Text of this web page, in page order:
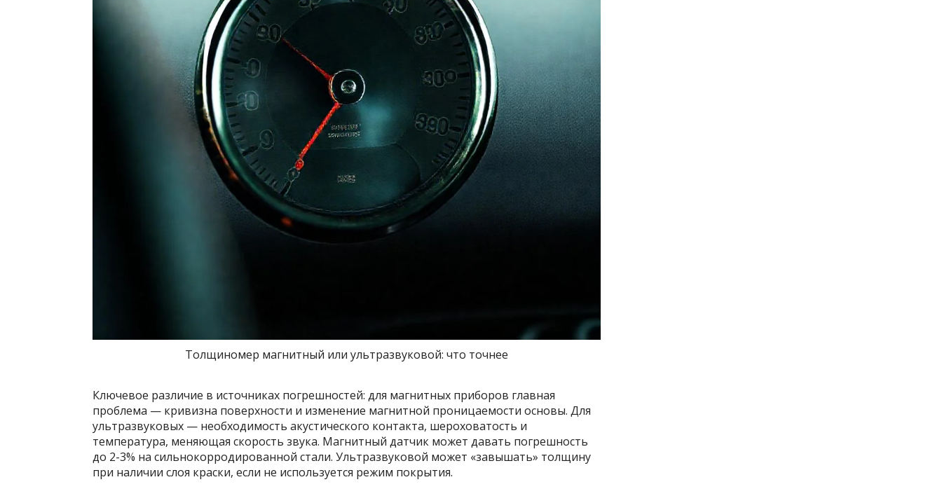
Толщиномер магнитный или ультразвуковой: что точнее
Ключевое различие в источниках погрешностей: для магнитных приборов главная
проблема — кривизна поверхности и изменение магнитной проницаемости основы. Для
ультразвуковых — необходимость акустического контакта, шероховатость и
температура, меняющая скорость звука. Магнитный датчик может давать погрешность
до 2-3% на сильнокорродированной стали. Ультразвуковой может «завышать» толщину
при наличии слоя краски, если не используется режим покрытия.